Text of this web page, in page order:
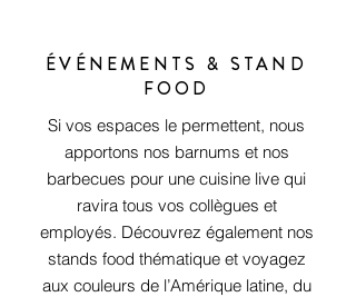
ÉVÉNEMENTS & STAND
FOOD
Si vos espaces le permettent, nous
apportons nos barnums et nos
barbecues pour une cuisine live qui
ravira tous vos collègues et
employés. Découvrez également nos
stands food thématique et voyagez
aux couleurs de l’Amérique latine, du